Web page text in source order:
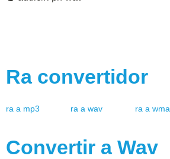
Ra convertidor
ra a mp3 ra a wav ra a wma
Convertir a Wav